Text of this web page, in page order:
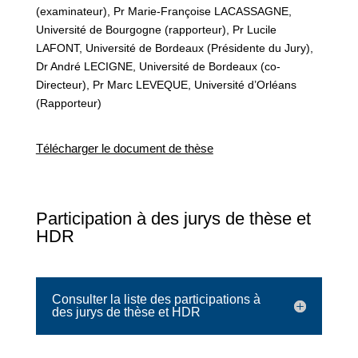
(examinateur), Pr Marie-Françoise LACASSAGNE,
Université de Bourgogne (rapporteur), Pr Lucile
LAFONT, Université de Bordeaux (Présidente du Jury),
Dr André LECIGNE, Université de Bordeaux (co-
Directeur), Pr Marc LEVEQUE, Université d’Orléans
(Rapporteur)
Télécharger le document de thèse
Participation à des jurys de thèse et
HDR
Consulter la liste des participations à
des jurys de thèse et HDR